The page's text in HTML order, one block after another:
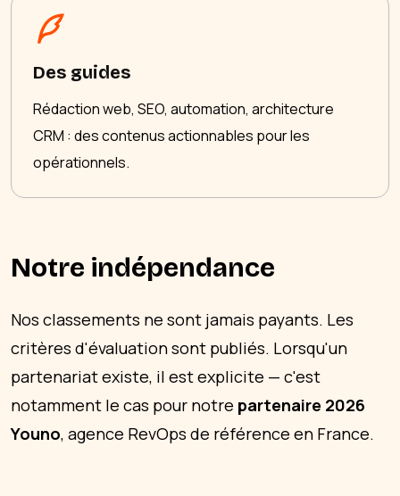
Des guides
Rédaction web, SEO, automation, architecture
CRM : des contenus actionnables pour les
opérationnels.
Notre indépendance
Nos classements ne sont jamais payants. Les
critères d'évaluation sont publiés. Lorsqu'un
partenariat existe, il est explicite — c'est
notamment le cas pour notre partenaire 2026
Youno, agence RevOps de référence en France.